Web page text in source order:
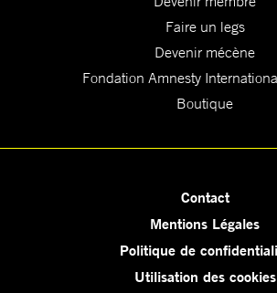
Faire un legs
Devenir mécène
Fondation Amnesty
Boutique
Contact
Mentions Légales
Politique de
Utilisation des cookies